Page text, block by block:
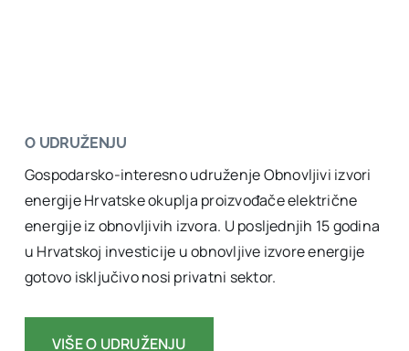
O UDRUŽENJU
Gospodarsko-interesno udruženje Obnovljivi izvori
energije Hrvatske okuplja proizvođače električne
energije iz obnovljivih izvora. U posljednjih 15 godina
u Hrvatskoj investicije u obnovljive izvore energije
gotovo isključivo nosi privatni sektor.
VIŠE O UDRUŽENJU